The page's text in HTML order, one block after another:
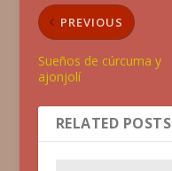
PREVIOUS
Sueños de cúrcuma y
ajonjolí
RELATED POSTS